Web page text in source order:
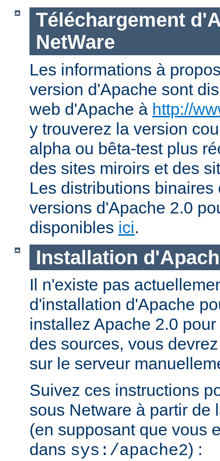
Téléchargement
NetWare
Les informations à
version d'Apache sont
web d'Apache à http://
y trouverez la version
alpha ou bêta-test plus
des sites miroirs et des
Les distributions binaires
versions d'Apache 2.0
disponibles ici.
Installation
Il n'existe pas
d'installation d'Apache
installez Apache 2.0
des sources, vous
sur le serveur
Suivez ces instructions
sous Netware à partir de
(en supposant que vous
dans sys:/apache2) :